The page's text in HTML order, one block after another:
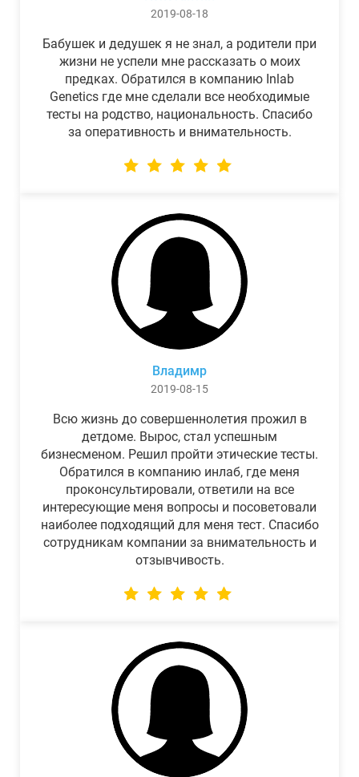
2019-08-18
Бабушек и дедушек я не знал, а родители при
жизни не успели мне рассказать о моих
предках. Обратился в компанию Inlab
Genetics где мне сделали все необходимые
тесты на родство, национальность. Спасибо
за оперативность и внимательность.
Владимр
2019-08-15
Всю жизнь до совершеннолетия прожил в
детдоме. Вырос, стал успешным
бизнесменом. Решил пройти этические тесты.
Обратился в компанию инлаб, где меня
проконсультировали, ответили на все
интересующие меня вопросы и посоветовали
наиболее подходящий для меня тест. Спасибо
сотрудникам компании за внимательность и
отзывчивость.